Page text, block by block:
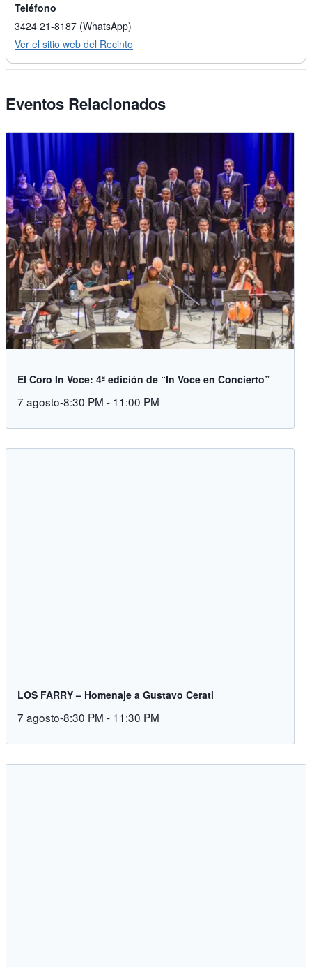
Teléfono
3424 21-8187 (WhatsApp)
Ver el sitio web del Recinto
Eventos Relacionados
El Coro In Voce: 4ª edición de “In Voce en Concierto”
7 agosto-8:30 PM - 11:00 PM
LOS FARRY – Homenaje a Gustavo Cerati
7 agosto-8:30 PM - 11:30 PM